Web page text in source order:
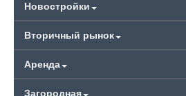
Новостройки
Вторичный рынок
Аренда
Загородная